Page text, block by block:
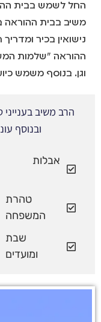
משיב בבית ההוראה
נישואין בכיר
ההוראה "שלמות
וגן. בנוסף משמש
הרב משיב
ובנוסף
אבלות
טהרת
המשפחה
שבת
ומועדים